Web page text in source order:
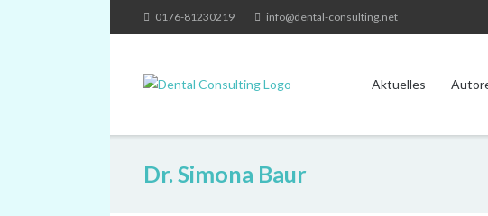
to
0176-81230219 info@dental-consulting.net
Aktuelles
Dr. Simona Baur